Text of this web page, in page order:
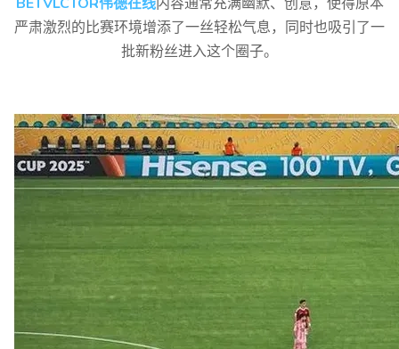
严肃激烈的比赛环境增添了一丝轻松气息，同时也吸引了一
批新粉丝进入这个圈子。